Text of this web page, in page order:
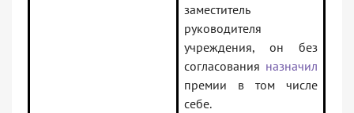
заместитель
руководителя
учреждения, он без
согласования назначил
премии в том числе
себе.